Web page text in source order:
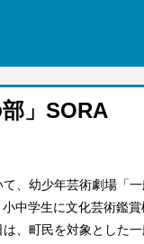
部」SORA
、幼少年芸術劇場「
中学生に文化芸術鑑
、町民を対象とした